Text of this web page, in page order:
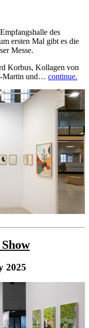
des
ersten Mal gibt es die
Messe.
Korbus, Kollagen von
Martin und… continue.
2025